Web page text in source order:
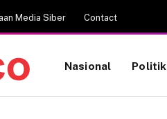
Media Siber Contact
Nasional Politik